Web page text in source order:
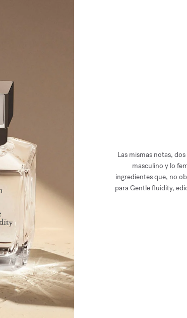
Las mismas notas,
masculino y lo
ingredientes que, no
para Gentle fluidity,